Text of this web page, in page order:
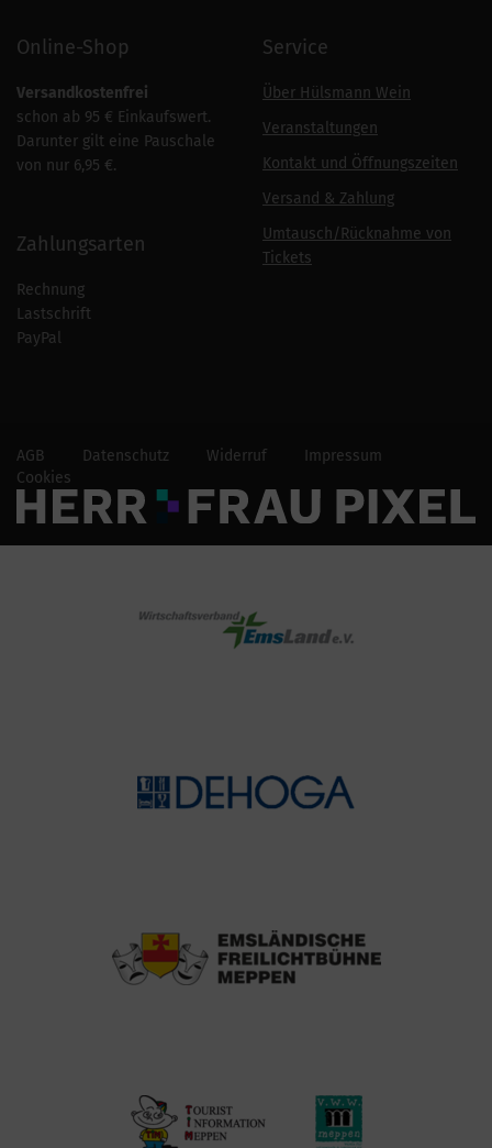
Online-Shop
Versandkostenfrei
schon ab 95 € Einkaufswert.
Darunter gilt eine Pauschale
von nur 6,95 €.
Zahlungsarten
Rechnung
Lastschrift
PayPal
Service
Über Hülsmann Wein
Veranstaltungen
Kontakt und Öffnungszeiten
Versand & Zahlung
Umtausch/Rücknahme von
Tickets
AGB Datenschutz Widerruf
Impressum
Cookies